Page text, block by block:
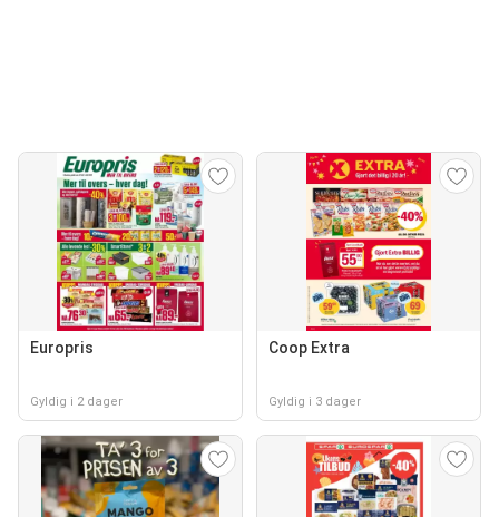
Europris
Gyldig i 2 dager
Coop Extra
Gyldig i 3 dager